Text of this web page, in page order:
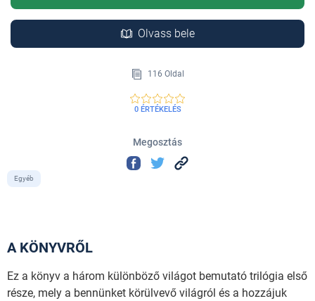
Olvass bele
116 Oldal
0 ÉRTÉKELÉS
Megosztás
Egyéb
A KÖNYVRŐL
Ez a könyv a három különböző világot bemutató trilógia első
része, mely a bennünket körülvevő világról és a hozzájuk